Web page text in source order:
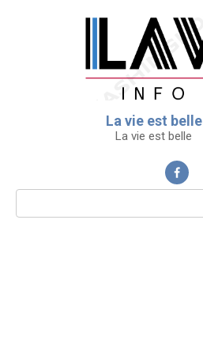
La vie est belle
La vie est belle
Поиск: